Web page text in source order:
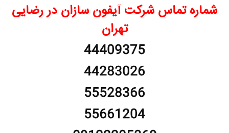
شماره تماس شرکت آیفون سازان در رضایی
تهران
44409375
44283026
55528366
55661204